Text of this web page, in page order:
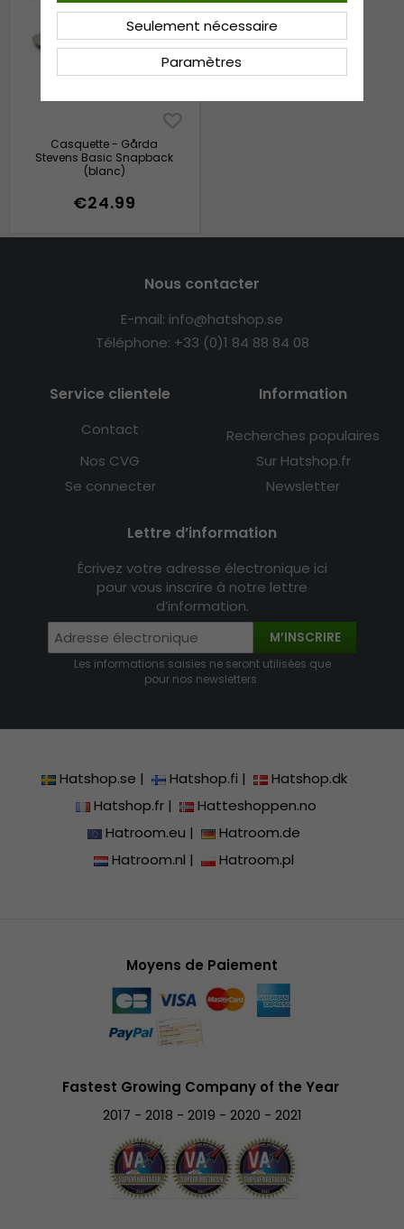
Casquette - Gårda
Stevens Basic Snapback
(blanc)
€24.99
Nous contacter
E-mail: info@hatshop.se
Téléphone: +33 (0)1 84 88 84 08
Service clientele
Contact
Nos CVG
Se connecter
Information
Recherches populaires
Sur Hatshop.fr
Newsletter
Lettre d’information
Écrivez votre adresse électronique ici
pour vous inscrire à notre lettre
d’information.
M’INSCRIRE
Les informations saisies ne seront utilisées que
pour nos newsletters.
Hatshop.se | Hatshop.fi |
Hatshop.dk
Hatshop.fr|
Hatteshoppen.no
Hatroom.eu |
Hatroom.de
Hatroom.nl | Hatroom.pl
Moyens de Paiement
Fastest Growing Company of the Year
2017 - 2018 - 2019 - 2020 - 2021
Paramètres
Seulement nécessaire